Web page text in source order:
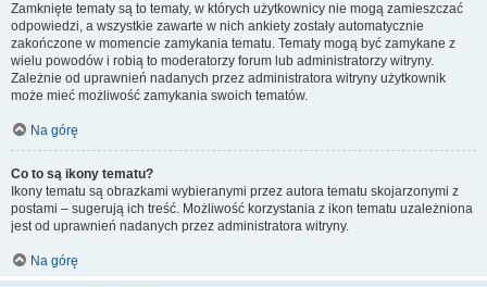
Zamknięte tematy są to tematy, w których użytkownicy nie mogą zamieszczać
odpowiedzi, a wszystkie zawarte w nich ankiety zostały automatycznie
zakończone w momencie zamykania tematu. Tematy mogą być zamykane z
wielu powodów i robią to moderatorzy forum lub administratorzy witryny.
Zależnie od uprawnień nadanych przez administratora witryny użytkownik
może mieć możliwość zamykania swoich tematów.
Na górę
Co to są ikony tematu?
Ikony tematu są obrazkami wybieranymi przez autora tematu skojarzonymi z
postami – sugerują ich treść. Możliwość korzystania z ikon tematu uzależniona
jest od uprawnień nadanych przez administratora witryny.
Na górę